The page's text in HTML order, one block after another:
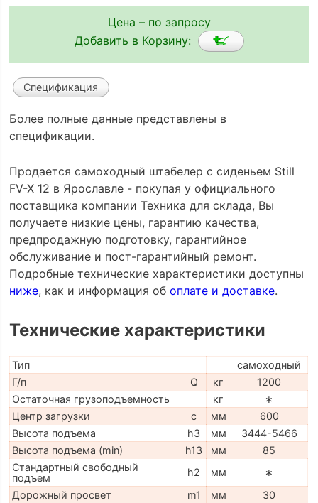
Цена – по запросу
Добавить в Корзину:
Спецификация
Более полные данные представлены в
спецификации.
Продается самоходный штабелер с сиденьем Still
FV-X 12 в Ярославле - покупая у официального
поставщика компании Техника для склада, Вы
получаете низкие цены, гарантию качества,
предпродажную подготовку, гарантийное
обслуживание и пост-гарантийный ремонт.
Подробные технические характеристики доступны
ниже, как и информация об оплате и доставке.
Технические характеристики
Тип
самоходный
Г/п
Q кг
1200
Остаточная грузоподъемность
кг
∗
Центр загрузки
c мм
600
Высота подъема
h3 мм
3444-5466
Высота подъема (min)
h13 мм
85
Стандартный свободный
подъем
h2 мм
∗
Дорожный просвет
m1 мм
30